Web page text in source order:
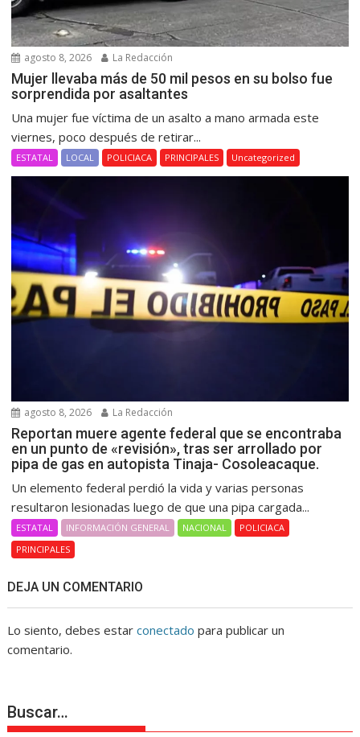
agosto 8, 2026 La Redacción
Mujer llevaba más de 50 mil pesos en su bolso fue
sorprendida por asaltantes
Una mujer fue víctima de un asalto a mano armada este
viernes, poco después de retirar...
ESTATAL LOCAL POLICIACA PRINCIPALES Uncategorized
agosto 8, 2026 La Redacción
Reportan muere agente federal que se encontraba
en un punto de «revisión», tras ser arrollado por
pipa de gas en autopista Tinaja- Cosoleacaque.
Un elemento federal perdió la vida y varias personas
resultaron lesionadas luego de que una pipa cargada...
ESTATAL INFORMACIÓN GENERAL NACIONAL
POLICIACA
PRINCIPALES
DEJA UN COMENTARIO
Lo siento, debes estarconectado para publicar un
comentario.
Buscar…